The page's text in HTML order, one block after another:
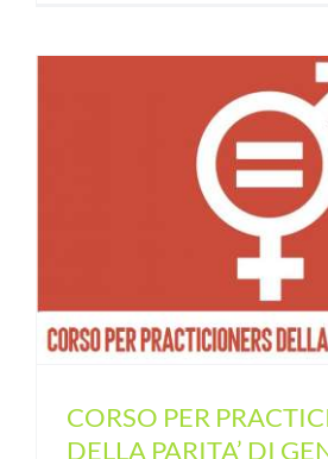
CORSO PER
DELLA PARITA’ DI